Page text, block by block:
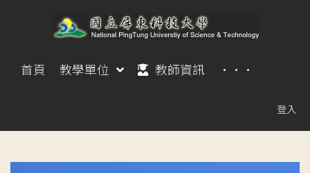
首頁 教學單位 教師資訊 ···
登入